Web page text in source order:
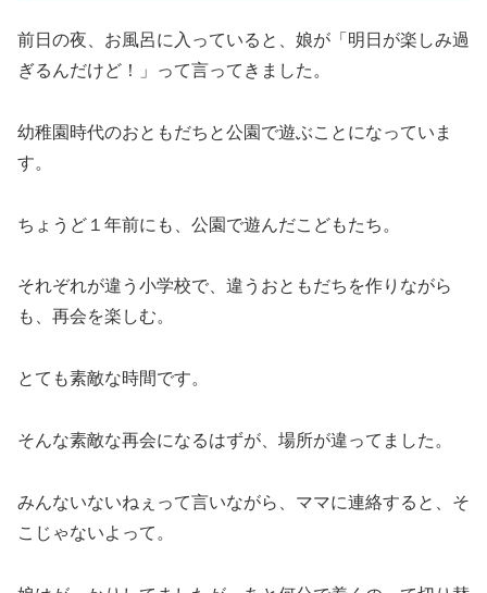
前日の夜、お風呂に入っていると、娘が「明日が楽しみ過
ぎるんだけど！」って言ってきました。
幼稚園時代のおともだちと公園で遊ぶことになっていま
す。
ちょうど１年前にも、公園で遊んだこどもたち。
それぞれが違う小学校で、違うおともだちを作りながら
も、再会を楽しむ。
とても素敵な時間です。
そんな素敵な再会になるはずが、場所が違ってました。
みんないないねぇって言いながら、ママに連絡すると、そ
こじゃないよって。